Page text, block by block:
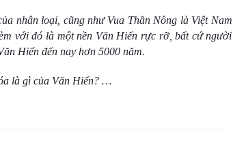
nhân loại, cũng như Vua Thần Nông là Việt Nam
với đó là một nền Văn Hiến rực rỡ, bất cứ người
Hiến đến nay hơn 5000 năm.
là gì của Văn Hiến? …